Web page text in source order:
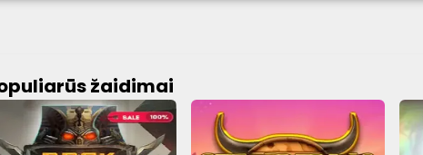
žaidimai